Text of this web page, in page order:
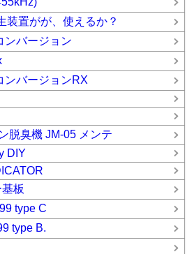
装置がが、使えるか？
ンバージョン
ンバージョンRX
脱臭機 JM-05 メンテ
DIY
板
type C
type B.